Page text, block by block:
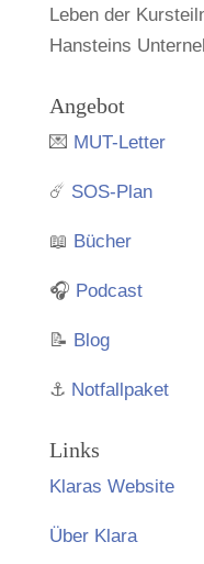
Leben der
Hansteins
Angebot
💌 MUT-Letter
☄️ SOS-Plan
📖 Bücher
🎧 Podcast
📝 Blog
⚓️ Notfallpaket
Links
Klaras Website
Über Klara